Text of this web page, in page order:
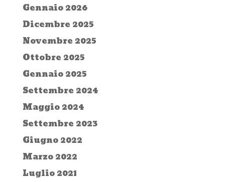
Gennaio 2026
Dicembre 2025
Novembre 2025
Ottobre 2025
Gennaio 2025
Settembre 2024
Maggio 2024
Settembre 2023
Giugno 2022
Marzo 2022
Luglio 2021